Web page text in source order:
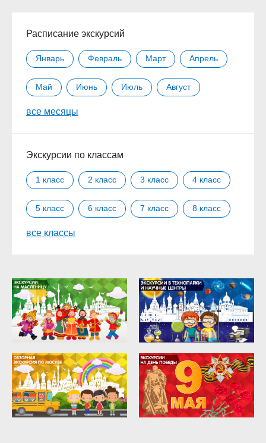
Расписание экскурсий
Январь Февраль Март Апрель
Май Июнь Июль Август
Сентябрь
все месяцы
Экскурсии по классам
1 класс 2 класс 3 класс 4 класс
5 класс 6 класс 7 класс 8 класс
9 класс
все классы